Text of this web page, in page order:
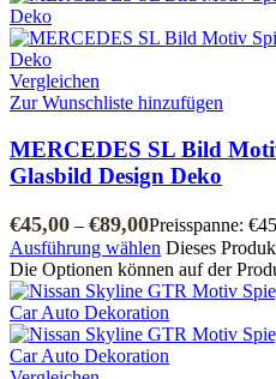
Vergleichen
Zur Wunschliste hinzufügen
MERCEDES SL Bild
Glasbild Design Deko
€45,00 – €89,00Preisspanne:
Ausführung wählen Dieses
Die Optionen können auf der